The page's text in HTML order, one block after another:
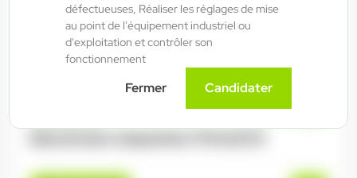
défectueuses, Réaliser les réglages de mise
au point de l'équipement industriel ou
d'exploitation et contrôler son
fonctionnement
Fermer Candidater
Interim
14,50 €/h - 15,50 €/h
06/08/26 Au:30/09/27